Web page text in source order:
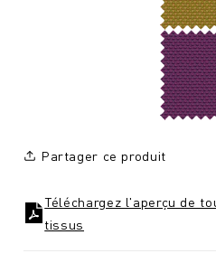
Partager ce produit
Téléchargez l'aperçu de
tissus